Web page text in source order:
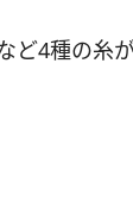
ど4種の糸